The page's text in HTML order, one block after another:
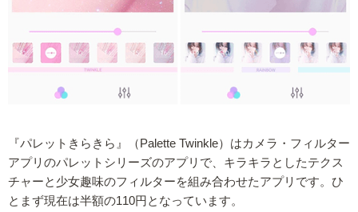
『パレットきらきら』（Palette Twinkle）はカメラ・フィルター
アプリのパレットシリーズのアプリで、キラキラとしたテクス
チャーと少女趣味のフィルターを組み合わせたアプリです。ひ
とまず現在は半額の110円となっています。